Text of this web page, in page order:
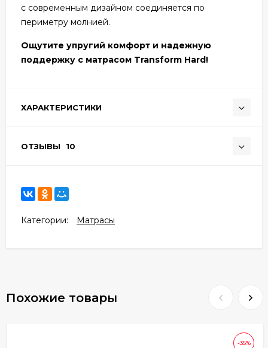
с современным дизайном соединяется по
периметру молнией.
Ощутите упругий комфорт и надежную
поддержку с матрасом Transform Hard!
ХАРАКТЕРИСТИКИ
ОТЗЫВЫ 10
Категории: Матрасы
Похожие товары
-35%